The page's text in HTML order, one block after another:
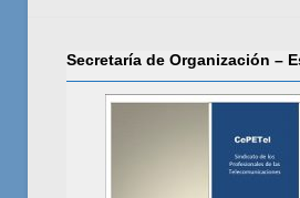
Secretaría de Organización –